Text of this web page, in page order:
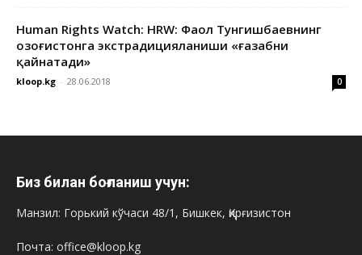
Human Rights Watch: HRW: Фаол Тунгишбаевнинг
Қозоғистонга экстрадицияланиши «ғазабни
қайнатади»
kloop.kg - 28.06.2018 0
Биз билан боғланиш учун:
Манзил: Горький кўчаси 48/1, Бишкек, Қирғизистон
Почта: office@kloop.kg